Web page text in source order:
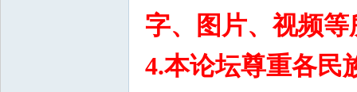
字、图片、视频
4.本论坛尊重各民